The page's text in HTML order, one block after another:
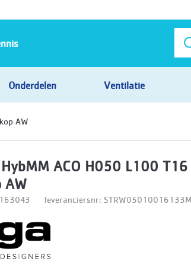
Onderdelen Ventilatie
AW
ACO H050 L100
AW
leveranciersnr: